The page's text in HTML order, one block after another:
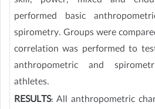
performed basic
spirometry. Groups were
correlation was performed to
anthropometric and
athletes.
RESULTS: All anthropometric